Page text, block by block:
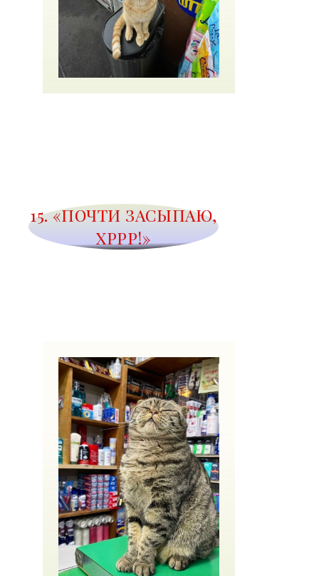
15. «ПОЧТИ ЗАСЫПАЮ,
ХРРР!»